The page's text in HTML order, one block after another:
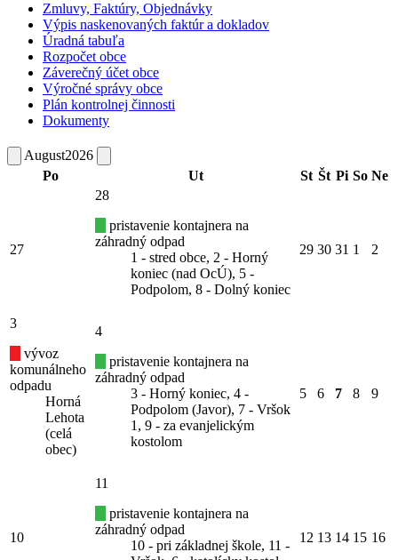
Zmluvy, Faktúry, Objednávky
Výpis naskenovaných faktúr a dokladov
Úradná tabuľa
Rozpočet obce
Záverečný účet obce
Výročné správy obce
Plán kontrolnej činnosti
Dokumenty
August2026
Po
Ut St Št Pi So Ne
27
28
pristavenie kontajnera na
záhradný odpad
1 - stred obce, 2 - Horný
koniec (nad OcÚ), 5 -
Podpolom, 8 - Dolný koniec
29 30 31 1 2
3
vývoz
komunálneho
odpadu
Horná
Lehota
(celá
obec)
4
pristavenie kontajnera na
záhradný odpad
3 - Horný koniec, 4 -
Podpolom (Javor), 7 - Vršok
1, 9 - za evanjelickým
kostolom
5 6 7 8 9
10
11
pristavenie kontajnera na
záhradný odpad
10 - pri základnej škole, 11 -
12 13 14 15 16